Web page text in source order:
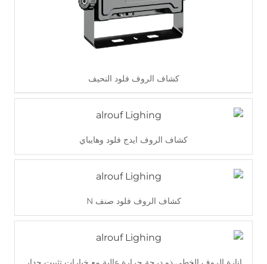
كشاف الروف فلود النحيف
اقرأ أكثر
كشاف الروف ايدج فلود وهايباي
كشاف الروف فلود صنف N